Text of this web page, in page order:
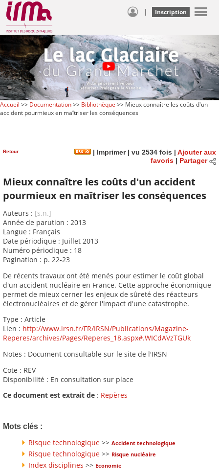
| Inscription
Accueil >> Documentation>> Bibliothèque >> Mieux connaître les coûts d'un
accident pourmieux en maîtriser les conséquences
Retour | Imprimer| vu 2534 fois | Ajouter aux
favoris| Partager
Mieux connaître les coûts d'un accident
pourmieux en maîtriser les conséquences
Auteurs : [s.n.]
Année de parution : 2013
Langue : Français
Date périodique : Juillet 2013
Numéro périodique : 18
Pagination : p. 22-23
De récents travaux ont été menés pour estimer le coût global
d'un accident nucléaire en France. Cette approche économique
permet de mieux cerner les enjeux de sûreté des réacteurs
électronucléaires et de gérer l'impact d'une catastrophe.
Type : Article
Lien : http://www.irsn.fr/FR/IRSN/Publications/Magazine-
Reperes/archives/Pages/Reperes_18.aspx#.WICdAVzTGUk
Notes : Document consultable sur le site de l'IRSN
Cote : REV
Disponibilité : En consultation sur place
Ce document est extrait de : Repères
Mots clés :
Risque technologique >> Accident technologique
Risque technologique >> Risque nucléaire
Index disciplines >> Economie